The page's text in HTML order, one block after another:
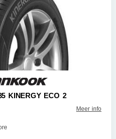
KINERGY ECO 2
Meer info